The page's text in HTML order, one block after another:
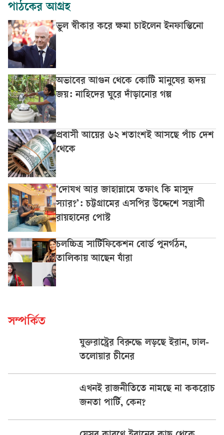
পাঠকের আগ্রহ
ভুল স্বীকার করে ক্ষমা চাইলেন ইনফান্তিনো
অভাবের আগুন থেকে কোটি মানুষের হৃদয়
জয়: নাহিদের ঘুরে দাঁড়ানোর গল্প
প্রবাসী আয়ের ৬২ শতাংশই আসছে পাঁচ দেশ
থেকে
‘দোযখ আর জাহান্নামে তফাৎ কি মাসুদ
স্যার?’: চট্টগ্রামের এসপির উদ্দেশে সন্ত্রাসী
রায়হানের পোস্ট
চলচ্চিত্র সার্টিফিকেশন বোর্ড পুনর্গঠন,
তালিকায় আছেন যাঁরা
সম্পর্কিত
যুক্তরাষ্ট্রের বিরুদ্ধে লড়ছে ইরান, ঢাল-
তলোয়ার চীনের
এখনই রাজনীতিতে নামছে না ককরোচ
জনতা পার্টি, কেন?